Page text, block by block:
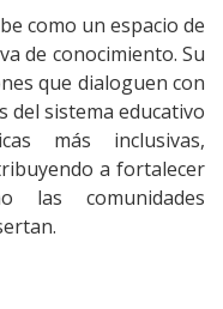
como un espacio de
de conocimiento. Su
que dialoguen con
del sistema educativo
más inclusivas,
a fortalecer
las comunidades